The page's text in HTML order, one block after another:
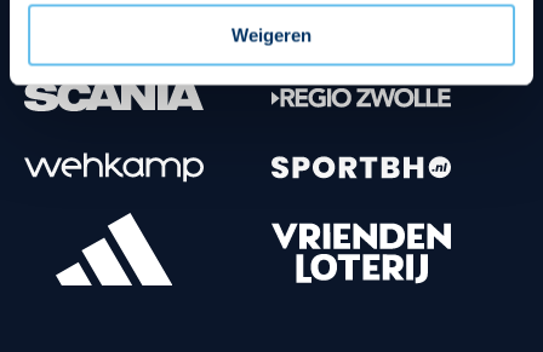
Weigeren